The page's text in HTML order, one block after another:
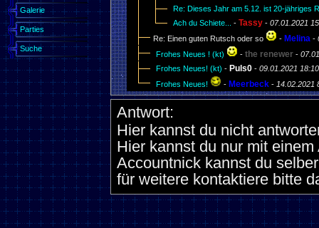
Galerie
Parties
Suche
Re: Dieses Jahr am 5.12. ist 20-jähriges
Ach du Schiete...
- Tassy- 07.01.2021
Re: Einen guten Rutsch oder so
- Melina -
Frohes Neues ! (kt)
- the renewer-
Frohes Neues! (kt) - Puls0- 09.01.2021
Frohes Neues!
- Meerbeck- 14.02.2021
Antwort:
Hier kannst du nicht
Hier kannst du nur mit
Accountnick kannst du
für weitere kontaktiere bitte